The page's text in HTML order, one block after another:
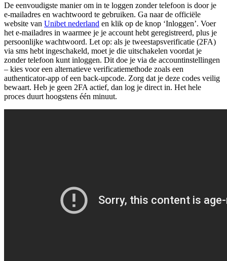
De eenvoudigste manier om in te loggen zonder telefoon is door je
e-mailadres en wachtwoord te gebruiken. Ga naar de officiële
website van Unibet nederland en klik op de knop ‘Inloggen’. Voer
het e-mailadres in waarmee je je account hebt geregistreerd, plus je
persoonlijke wachtwoord. Let op: als je tweestapsverificatie (2FA)
via sms hebt ingeschakeld, moet je die uitschakelen voordat je
zonder telefoon kunt inloggen. Dit doe je via de accountinstellingen
– kies voor een alternatieve verificatiemethode zoals een
authenticator-app of een back-upcode. Zorg dat je deze codes veilig
bewaart. Heb je geen 2FA actief, dan log je direct in. Het hele
proces duurt hoogstens één minuut.